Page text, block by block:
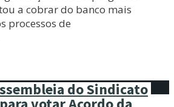
a cobrar do banco mais
processos de
do Sindicato